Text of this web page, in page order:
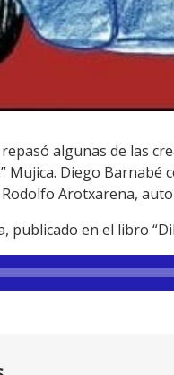
repasó algunas de las
Mujica. Diego
Arotxarena,
publicado en el libro